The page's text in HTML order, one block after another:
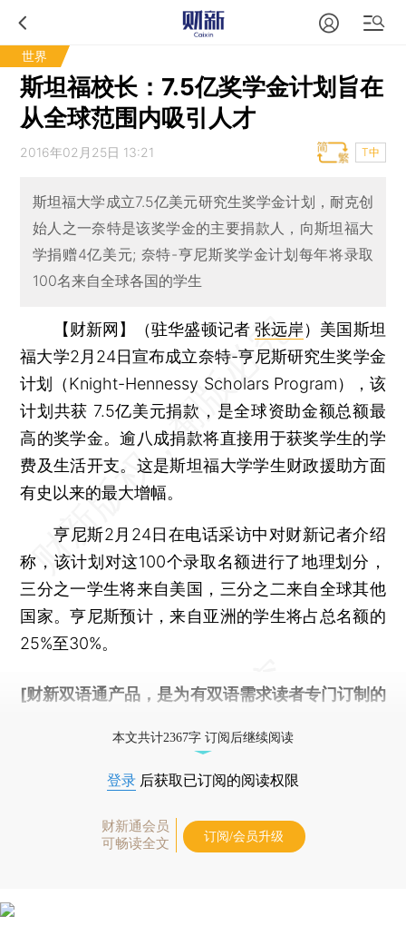
世界
斯坦福校长：7.5亿奖学金计划旨在
从全球范围内吸引人才
2016年02月25日 13:21 T中
斯坦福大学成立7.5亿美元研究生奖学金计划，耐克创
始人之一奈特是该奖学金的主要捐款人，向斯坦福大
学捐赠4亿美元; 奈特-亨尼斯奖学金计划每年将录取
100名来自全球各国的学生
【财新网】（驻华盛顿记者 张远岸） 美国斯坦
福大学2月24日宣布成立奈特-亨尼斯研究生奖学金
计划（Knight-Hennessy Scholars Program），该
计划共获 7.5亿美元捐款，是全球资助金额总额最
高的奖学金。逾八成捐款将直接用于获奖学生的学
费及生活开支。这是斯坦福大学学生财政援助方面
有史以来的最大增幅。
亨尼斯2月24日在电话采访中对财新记者介绍
称，该计划对这100个录取名额进行了地理划分，
三分之一学生将来自美国，三分之二来自全球其他
国家。亨尼斯预计，来自亚洲的学生将占总名额的
25%至30%。
[财新双语通产品，是为有双语需求读者专门订制的
本文共计2367字 订阅后继续阅读
登录 后获取已订阅的阅读权限
财新通会员
可畅读全文
订阅/会员升级